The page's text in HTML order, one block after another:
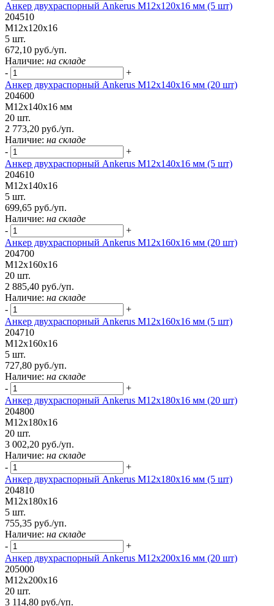
Анкер двухраспорный Ankerus М12х120х16 мм (5 шт)
204510
М12х120х16
5 шт.
672,10 руб./уп.
Наличие: на складе
-
+
Анкер двухраспорный Ankerus М12х140х16 мм (20 шт)
204600
М12х140х16 мм
20 шт.
2 773,20 руб./уп.
Наличие: на складе
-
+
Анкер двухраспорный Ankerus М12х140х16 мм (5 шт)
204610
М12х140х16
5 шт.
699,65 руб./уп.
Наличие: на складе
-
+
Анкер двухраспорный Ankerus М12х160х16 мм (20 шт)
204700
М12х160х16
20 шт.
2 885,40 руб./уп.
Наличие: на складе
-
+
Анкер двухраспорный Ankerus М12х160х16 мм (5 шт)
204710
М12х160х16
5 шт.
727,80 руб./уп.
Наличие: на складе
-
+
Анкер двухраспорный Ankerus М12х180х16 мм (20 шт)
204800
М12х180х16
20 шт.
3 002,20 руб./уп.
Наличие: на складе
-
+
Анкер двухраспорный Ankerus М12х180х16 мм (5 шт)
204810
М12х180х16
5 шт.
755,35 руб./уп.
Наличие: на складе
-
+
Анкер двухраспорный Ankerus М12х200х16 мм (20 шт)
205000
М12х200х16
20 шт.
3 114,80 руб./уп.